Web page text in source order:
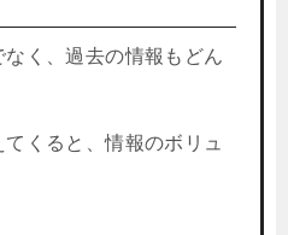
く、過去の情報もどん
くると、情報のボリュ